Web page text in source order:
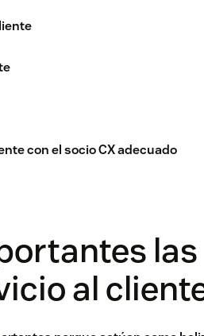
con el socio CX adecuado
las
al